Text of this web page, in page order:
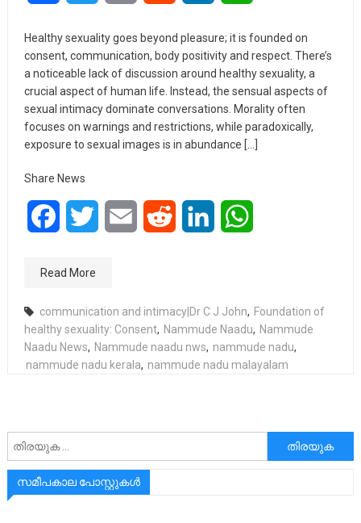
Healthy sexuality goes beyond pleasure; it is founded on
consent, communication, body positivity and respect. There’s
a noticeable lack of discussion around healthy sexuality, a
crucial aspect of human life. Instead, the sensual aspects of
sexual intimacy dominate conversations. Morality often
focuses on warnings and restrictions, while paradoxically,
exposure to sexual images is in abundance […]
Share News
FacebookTwitter Email Reddit LinkedIn
Read More
communication and intimacy|Dr C J John, Foundation of
healthy sexuality: Consent, Nammude Naadu, Nammude
Naadu News, Nammude naadu nws, nammude nadu,
nammude nadu kerala, nammude nadu malayalam
അനേഷിക്കുക
സമീപകാല പോസ്റ്റുകൾ